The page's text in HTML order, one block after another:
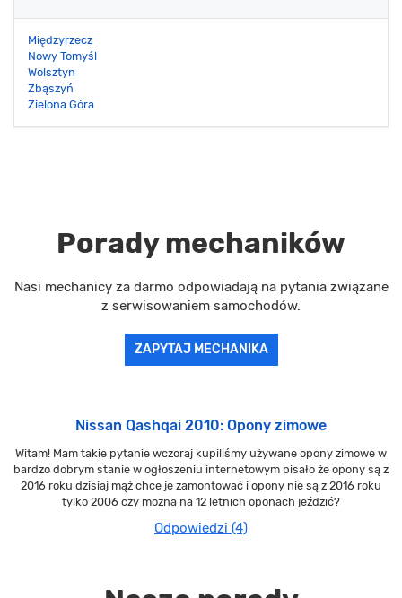
Międzyrzecz
Nowy Tomyśl
Wolsztyn
Zbąszyń
Zielona Góra
Porady mechaników
Nasi mechanicy za darmo odpowiadają na pytania związane
z serwisowaniem samochodów.
ZAPYTAJ MECHANIKA
Nissan Qashqai 2010: Opony zimowe
Witam! Mam takie pytanie wczoraj kupiliśmy używane opony zimowe w
bardzo dobrym stanie w ogłoszeniu internetowym pisało że opony są z
2016 roku dzisiaj mąż chce je zamontować i opony nie są z 2016 roku
tylko 2006 czy można na 12 letnich oponach jeździć?
Odpowiedzi (4)